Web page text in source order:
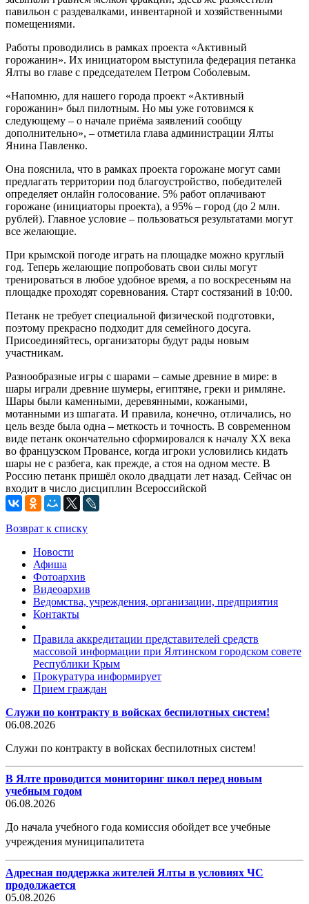
павильон с раздевалками, инвентарной и хозяйственными
помещениями.
Работы проводились в рамках проекта «Активный
горожанин». Их инициатором выступила федерация петанка
Ялты во главе с председателем Петром Соболевым.
«Напомню, для нашего города проект «Активный
горожанин» был пилотным. Но мы уже готовимся к
следующему – о начале приёма заявлений сообщу
дополнительно», – отметила глава администрации Ялты
Янина Павленко.
Она пояснила, что в рамках проекта горожане могут сами
предлагать территории под благоустройство, победителей
определяет онлайн голосование. 5% работ оплачивают
горожане (инициаторы проекта), а 95% – город (до 2 млн.
рублей). Главное условие – пользоваться результатами могут
все желающие.
При крымской погоде играть на площадке можно круглый
год. Теперь желающие попробовать свои силы могут
тренироваться в любое удобное время, а по воскресеньям на
площадке проходят соревнования. Старт состязаний в 10:00.
Петанк не требует специальной физической подготовки,
поэтому прекрасно подходит для семейного досуга.
Присоединяйтесь, организаторы будут рады новым
участникам.
Разнообразные игры с шарами – самые древние в мире: в
шары играли древние шумеры, египтяне, греки и римляне.
Шары были каменными, деревянными, кожаными,
мотанными из шпагата. И правила, конечно, отличались, но
цель везде была одна – меткость и точность. В современном
виде петанк окончательно сформировался к началу XX века
во французском Провансе, когда игроки условились кидать
шары не с разбега, как прежде, а стоя на одном месте. В
Россию петанк пришёл около двадцати лет назад. Сейчас он
входит в число дисциплин Всероссийской
Возврат к списку
Новости
Афиша
Фотоархив
Видеоархив
Ведомства, учреждения, организации, предприятия
Контакты
Правила аккредитации представителей средств
массовой информации при Ялтинском городском совете
Республики Крым
Прокуратура информирует
Прием граждан
Служи по контракту в войсках беспилотных систем!
06.08.2026
Служи по контракту в войсках беспилотных систем!
В Ялте проводится мониторинг школ перед новым
учебным годом
06.08.2026
До начала учебного года комиссия обойдет все учебные
учреждения муниципалитета
Адресная поддержка жителей Ялты в условиях ЧС
продолжается
05.08.2026